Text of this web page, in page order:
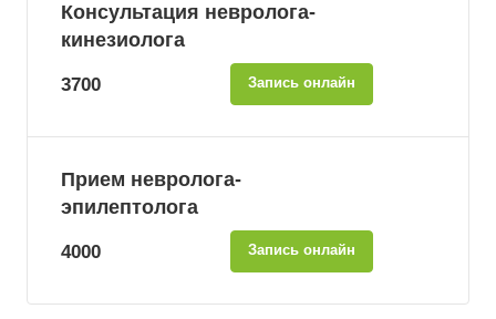
Консультация невролога-
кинезиолога
3700 Запись онлайн
Прием невролога-
эпилептолога
4000 Запись онлайн